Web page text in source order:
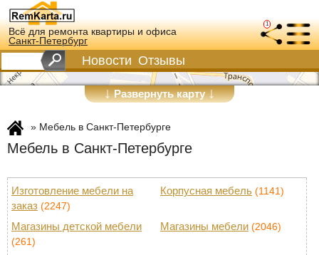
Всё для ремонта квартиры и офиса
Санкт-Петербург
1
Новости Отзывы
↓Развернуть карту↓
» Мебель в Санкт-Петербурге
Мебель в Санкт-Петербурге
Изготовление мебели на
заказ (2247)
Корпусная мебель (1141)
Магазины детской мебели
(261)
Магазины мебели (2046)